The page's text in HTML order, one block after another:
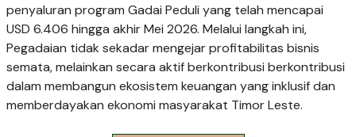
penyaluran program Gadai Peduli yang telah mencapai
USD 6.406 hingga akhir Mei 2026. Melalui langkah ini,
Pegadaian tidak sekadar mengejar profitabilitas bisnis
semata, melainkan secara aktif berkontribusi berkontribusi
dalam membangun ekosistem keuangan yang inklusif dan
memberdayakan ekonomi masyarakat Timor Leste.